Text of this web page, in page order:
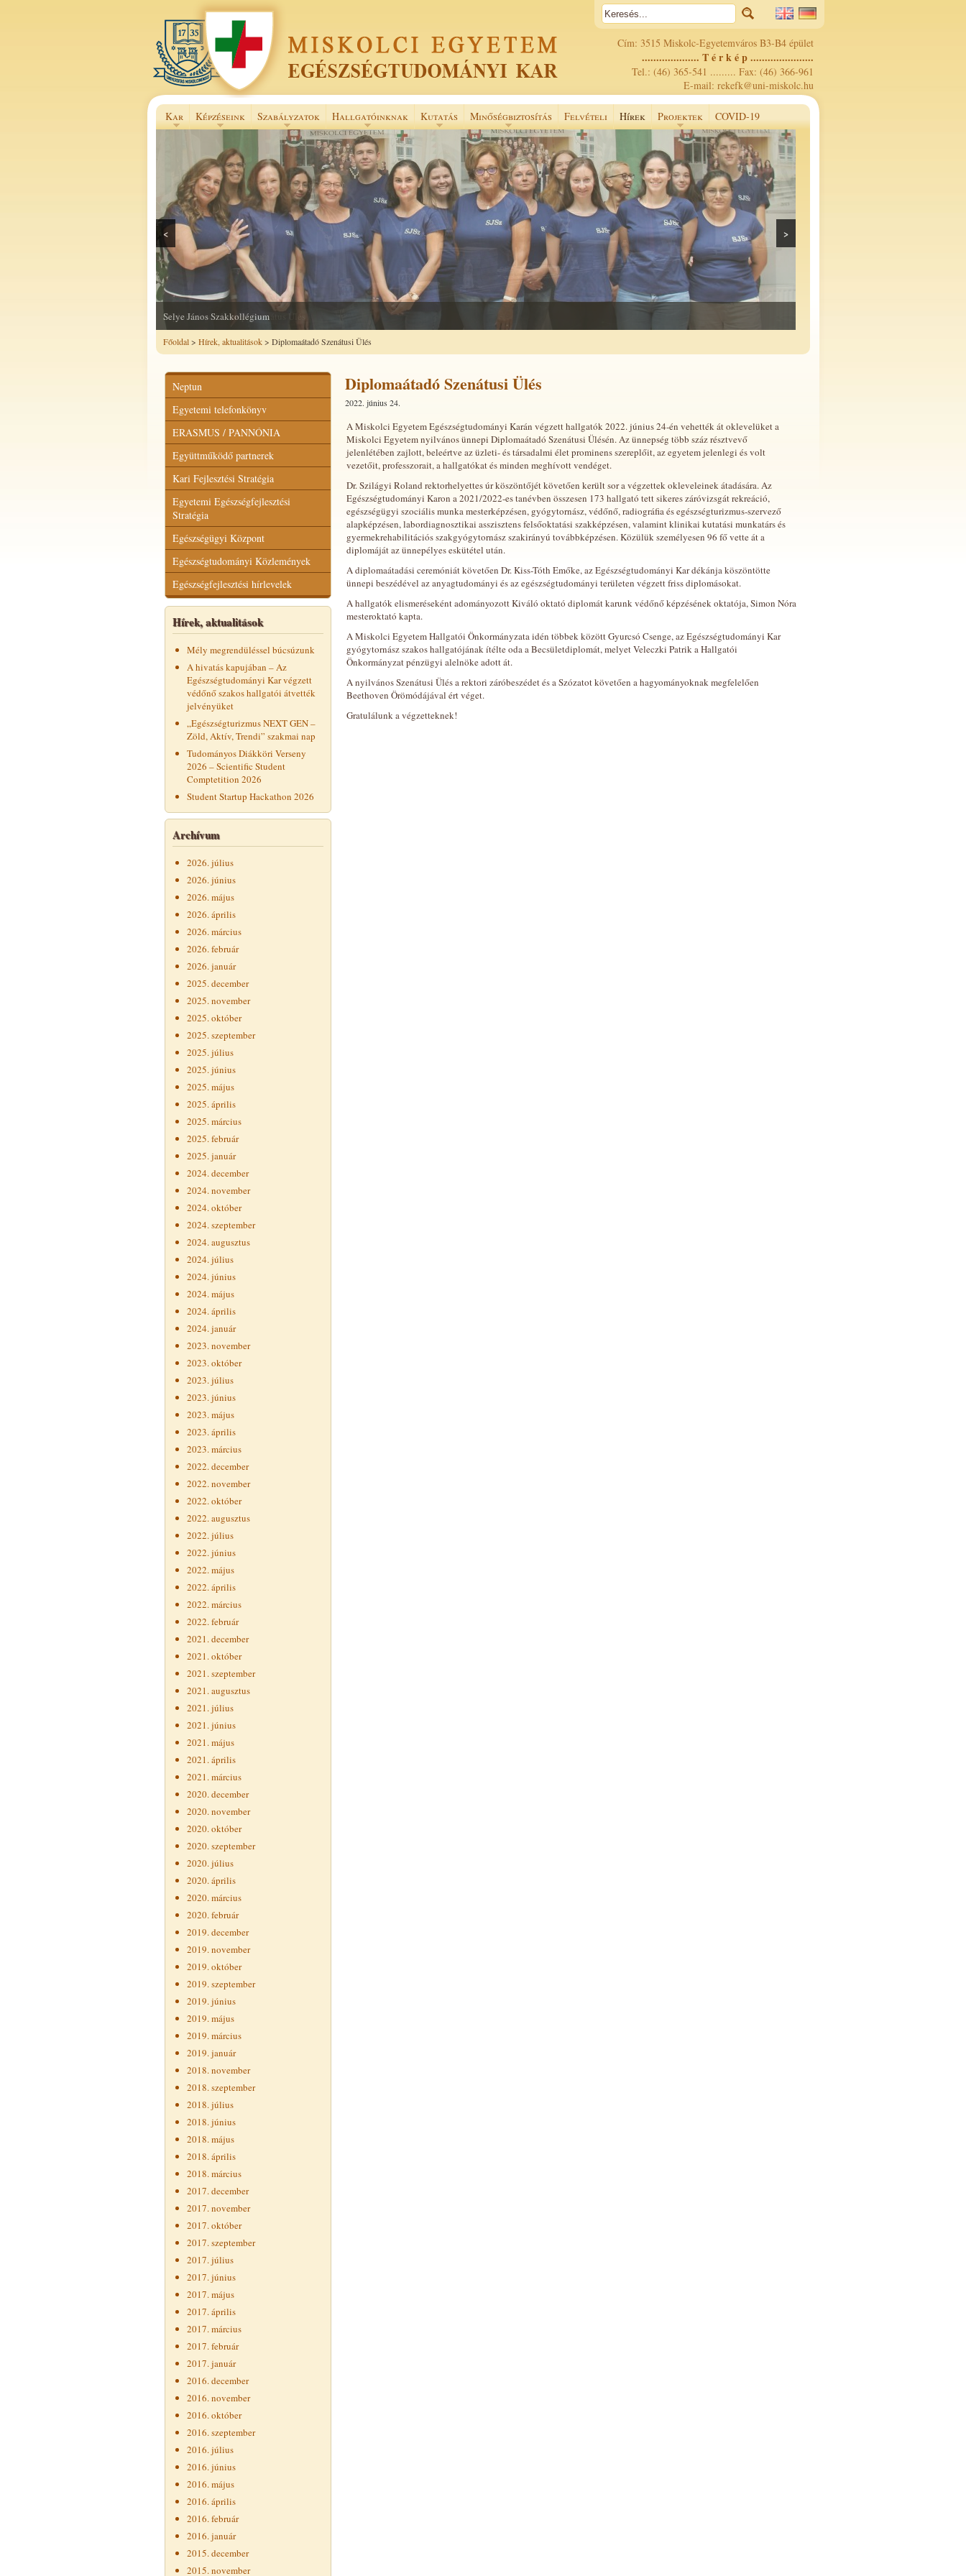
Cím: 3515 Miskolc-Egyetemváros B3-B4 épület
.................... T é r k é p ......................
Tel.: (46) 365-541 ......... Fax: (46) 366-961
E-mail: rekefk@uni-miskolc.hu
Kar Képzéseink Szabályzatok Hallgatóinknak Kutatás Minőségbiztosítás Felvételi Hírek Projektek COVID-19
Selye János Szakkollégium
< >
Főoldal> Hírek, aktualitások> Diplomaátadó Szenátusi Ülés
Neptun
Egyetemi telefonkönyv
ERASMUS / PANNÓNIA
Együttműködő partnerek
Kari Fejlesztési Stratégia
Egyetemi Egészségfejlesztési
Stratégia
Egészségügyi Központ
Egészségtudományi Közlemények
Egészségfejlesztési hírlevelek
Hírek, aktualitások
Mély megrendüléssel búcsúzunk
A hivatás kapujában – Az
Egészségtudományi Kar végzett
védőnő szakos hallgatói átvették
jelvényüket
„Egészségturizmus NEXT GEN –
Zöld, Aktív, Trendi” szakmai nap
Tudományos Diákköri Verseny
2026 – Scientific Student
Comptetition 2026
Student Startup Hackathon 2026
Archívum
2026. július
2026. június
2026. május
2026. április
2026. március
2026. február
2026. január
2025. december
2025. november
2025. október
2025. szeptember
2025. július
2025. június
2025. május
2025. április
2025. március
2025. február
2025. január
2024. december
2024. november
2024. október
2024. szeptember
2024. augusztus
2024. július
2024. június
2024. május
2024. április
2024. január
2023. november
2023. október
2023. július
2023. június
2023. május
2023. április
2023. március
2022. december
2022. november
2022. október
2022. augusztus
2022. július
2022. június
2022. május
2022. április
2022. március
2022. február
2021. december
2021. október
2021. szeptember
2021. augusztus
2021. július
2021. június
2021. május
2021. április
2021. március
2020. december
2020. november
2020. október
2020. szeptember
2020. július
2020. április
2020. március
2020. február
2019. december
2019. november
2019. október
2019. szeptember
2019. június
2019. május
2019. március
2019. január
2018. november
2018. szeptember
2018. július
2018. június
2018. május
2018. április
2018. március
2017. december
2017. november
2017. október
2017. szeptember
2017. július
2017. június
2017. május
2017. április
2017. március
2017. február
2017. január
2016. december
2016. november
2016. október
2016. szeptember
2016. július
2016. június
2016. május
2016. április
2016. február
2016. január
2015. december
2015. november
Diplomaátadó Szenátusi Ülés
2022. június 24.
A Miskolci Egyetem Egészségtudományi Karán végzett hallgatók 2022. június 24-én vehették át oklevelüket a
Miskolci Egyetem nyilvános ünnepi Diplomaátadó Szenátusi Ülésén. Az ünnepség több száz résztvevő
jelenlétében zajlott, beleértve az üzleti- és társadalmi élet prominens szereplőit, az egyetem jelenlegi és volt
vezetőit, professzorait, a hallgatókat és minden meghívott vendéget.
Dr. Szilágyi Roland rektorhelyettes úr köszöntőjét követően került sor a végzettek okleveleinek átadására. Az
Egészségtudományi Karon a 2021/2022-es tanévben összesen 173 hallgató tett sikeres záróvizsgát rekreáció,
egészségügyi szociális munka mesterképzésen, gyógytornász, védőnő, radiográfia és egészségturizmus-szervező
alapképzésen, labordiagnosztikai asszisztens felsőoktatási szakképzésen, valamint klinikai kutatási munkatárs és
gyermekrehabilitációs szakgyógytornász szakirányú továbbképzésen. Közülük személyesen 96 fő vette át a
diplomáját az ünnepélyes eskütétel után.
A diplomaátadási ceremóniát követően Dr. Kiss-Tóth Emőke, az Egészségtudományi Kar dékánja köszöntötte
ünnepi beszédével az anyagtudományi és az egészségtudományi területen végzett friss diplomásokat.
A hallgatók elismeréseként adományozott Kiváló oktató diplomát karunk védőnő képzésének oktatója, Simon Nóra
mesteroktató kapta.
A Miskolci Egyetem Hallgatói Önkormányzata idén többek között Gyurcsó Csenge, az Egészségtudományi Kar
gyógytornász szakos hallgatójának ítélte oda a Becsületdiplomát, melyet Veleczki Patrik a Hallgatói
Önkormányzat pénzügyi alelnöke adott át.
A nyilvános Szenátusi Ülés a rektori záróbeszédet és a Szózatot követően a hagyományoknak megfelelően
Beethoven Örömódájával ért véget.
Gratulálunk a végzetteknek!